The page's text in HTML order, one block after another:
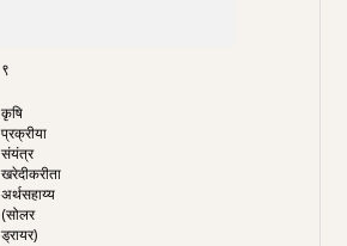
९
कृषि
प्रक्रीया
संयंत्र
खरेदीकरीता
अर्थसहाय्य
(सोलर
ड्रायर)